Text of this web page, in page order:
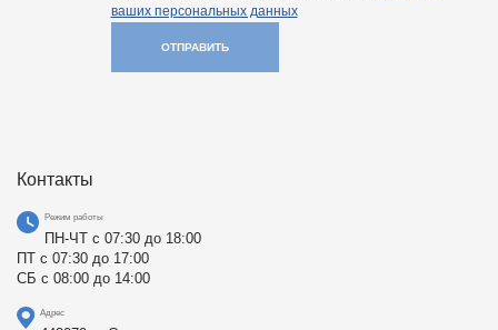
ваших персональных данных
ОТПРАВИТЬ
Контакты
Режим работы
ПН-ЧТ с 07:30 до 18:00
ПТ с 07:30 до 17:00
СБ с 08:00 до 14:00
Адрес